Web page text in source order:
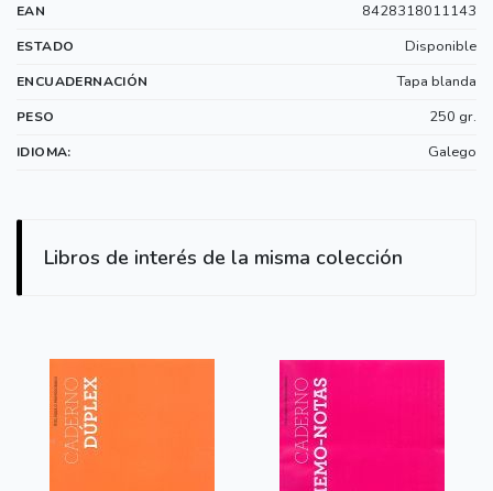
EAN 8428318011143
ESTADO Disponible
ENCUADERNACIÓN Tapa blanda
PESO 250 gr.
IDIOMA: Galego
Libros de interés de la misma colección